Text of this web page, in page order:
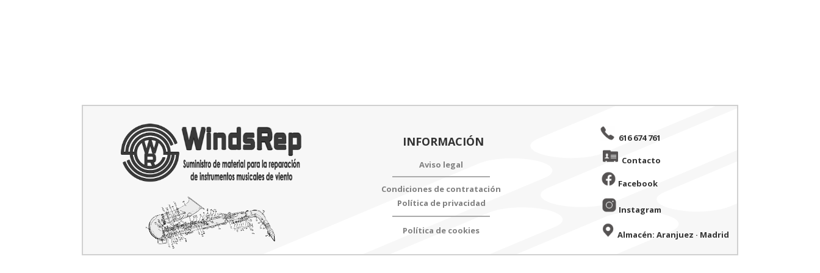
INFORMACIÓN
Aviso legal
Condiciones de contratación
Política de privacidad
Política de cookies
616 674 761
Contacto
Facebook
Instagram
Almacén: Aranjuez · Madrid